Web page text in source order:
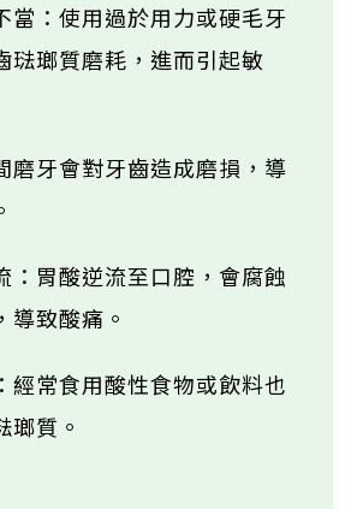
當：使用過於用力或硬毛牙
琺瑯質磨耗，進而引起敏
磨牙會對牙齒造成磨損，導
：胃酸逆流至口腔，會腐蝕
導致酸痛。
經常食用酸性食物或飲料也
瑯質。